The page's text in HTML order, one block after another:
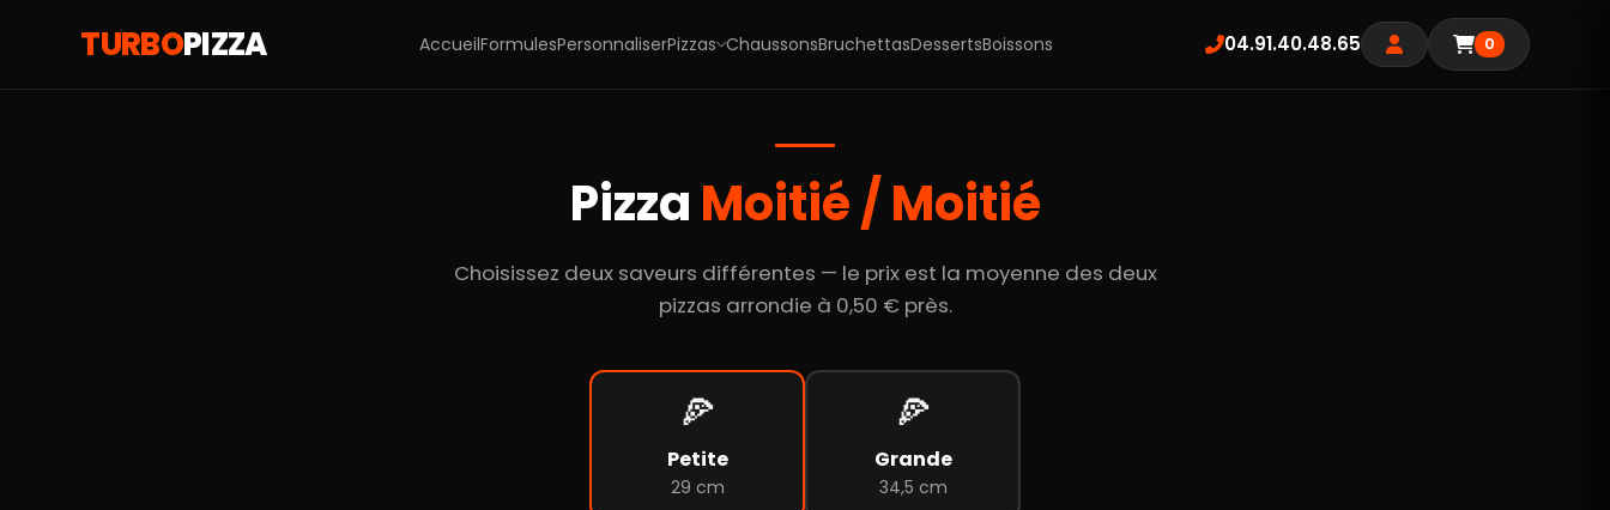
TURBOPIZZA AccueilFormulesPersonnaliserPizzas ChaussonsBruchettasDessertsBoissons 04.91.40.48.65 0
Pizza Moitié / Moitié
Choisissez deux saveurs différentes — le prix est la moyenne des deux
pizzas arrondie à 0,50 € près.
🍕
Petite
29 cm
🍕
Grande
34,5 cm